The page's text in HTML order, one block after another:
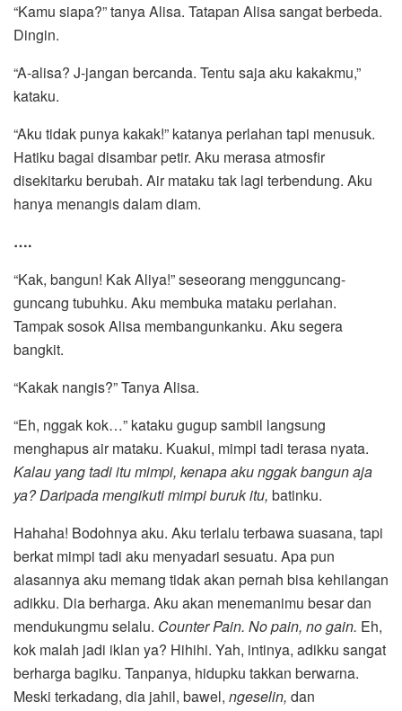
“Kamu siapa?” tanya Alisa. Tatapan Alisa sangat berbeda.
Dingin.
“A-alisa? J-jangan bercanda. Tentu saja aku kakakmu,”
kataku.
“Aku tidak punya kakak!” katanya perlahan tapi menusuk.
Hatiku bagai disambar petir. Aku merasa atmosfir
disekitarku berubah. Air mataku tak lagi terbendung. Aku
hanya menangis dalam diam.
….
“Kak, bangun! Kak Aliya!” seseorang mengguncang-
guncang tubuhku. Aku membuka mataku perlahan.
Tampak sosok Alisa membangunkanku. Aku segera
bangkit.
“Kakak nangis?” Tanya Alisa.
“Eh, nggak kok…” kataku gugup sambil langsung
menghapus air mataku. Kuakui, mimpi tadi terasa nyata.
Kalau yang tadi itu mimpi, kenapa aku nggak bangun aja
ya? Daripada mengikuti mimpi buruk itu, batinku.
Hahaha! Bodohnya aku. Aku terlalu terbawa suasana, tapi
berkat mimpi tadi aku menyadari sesuatu. Apa pun
alasannya aku memang tidak akan pernah bisa kehilangan
adikku. Dia berharga. Aku akan menemanimu besar dan
mendukungmu selalu. Counter Pain. No pain, no gain. Eh,
kok malah jadi iklan ya? Hihihi. Yah, intinya, adikku sangat
berharga bagiku. Tanpanya, hidupku takkan berwarna.
Meski terkadang, dia jahil, bawel, ngeselin, dan